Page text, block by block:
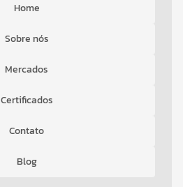
Home
Sobre nós
Mercados
Certificados
Contato
Blog